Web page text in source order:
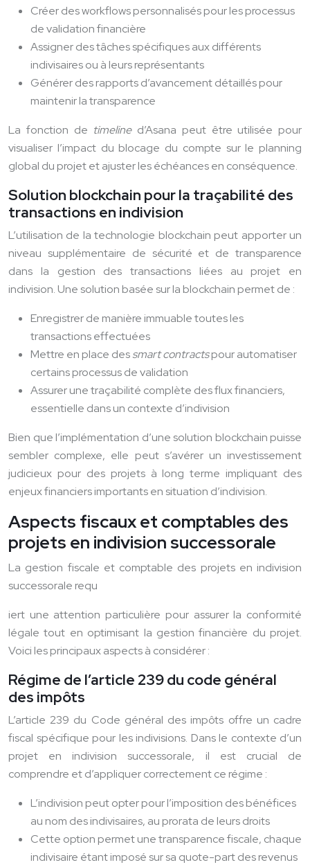
Créer des workflows personnalisés pour les processus
de validation financière
Assigner des tâches spécifiques aux différents
indivisaires ou à leurs représentants
Générer des rapports d’avancement détaillés pour
maintenir la transparence
La fonction de timeline d’Asana peut être utilisée pour
visualiser l’impact du blocage du compte sur le planning
global du projet et ajuster les échéances en conséquence.
Solution blockchain pour la traçabilité des
transactions en indivision
L’utilisation de la technologie blockchain peut apporter un
niveau supplémentaire de sécurité et de transparence
dans la gestion des transactions liées au projet en
indivision. Une solution basée sur la blockchain permet de :
Enregistrer de manière immuable toutes les
transactions effectuées
Mettre en place dessmart contractspour automatiser
certains processus de validation
Assurer une traçabilité complète des flux financiers,
essentielle dans un contexte d’indivision
Bien que l’implémentation d’une solution blockchain puisse
sembler complexe, elle peut s’avérer un investissement
judicieux pour des projets à long terme impliquant des
enjeux financiers importants en situation d’indivision.
Aspects fiscaux et comptables des
projets en indivision successorale
La gestion fiscale et comptable des projets en indivision
successorale requ
iert une attention particulière pour assurer la conformité
légale tout en optimisant la gestion financière du projet.
Voici les principaux aspects à considérer :
Régime de l’article 239 du code général
des impôts
L’article 239 du Code général des impôts offre un cadre
fiscal spécifique pour les indivisions. Dans le contexte d’un
projet en indivision successorale, il est crucial de
comprendre et d’appliquer correctement ce régime :
L’indivision peut opter pour l’imposition des bénéfices
au nom des indivisaires, au prorata de leurs droits
Cette option permet une transparence fiscale, chaque
indivisaire étant imposé sur sa quote-part des revenus